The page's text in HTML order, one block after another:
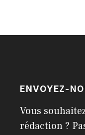
ENVOYEZ-
Vous
rédaction ?